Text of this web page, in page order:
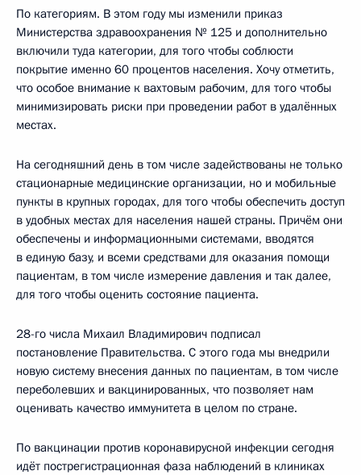
По категориям. В этом году мы изменили приказ
Министерства здравоохранения № 125 и дополнительно
включили туда категории, для того чтобы соблюсти
покрытие именно 60 процентов населения. Хочу отметить,
что особое внимание к вахтовым рабочим, для того чтобы
минимизировать риски при проведении работ в удалённых
местах.
На сегодняшний день в том числе задействованы не только
стационарные медицинские организации, но и мобильные
пункты в крупных городах, для того чтобы обеспечить доступ
в удобных местах для населения нашей страны. Причём они
обеспечены и информационными системами, вводятся
в единую базу, и всеми средствами для оказания помощи
пациентам, в том числе измерение давления и так далее,
для того чтобы оценить состояние пациента.
28-го числа Михаил Владимирович подписал
постановление Правительства. С этого года мы внедрили
новую систему внесения данных по пациентам, в том числе
переболевших и вакцинированных, что позволяет нам
оценивать качество иммунитета в целом по стране.
По вакцинации против коронавирусной инфекции сегодня
идёт пострегистрационная фаза наблюдений в клиниках